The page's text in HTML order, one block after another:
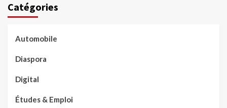
Catégories
Automobile
Diaspora
Digital
Études & Emploi